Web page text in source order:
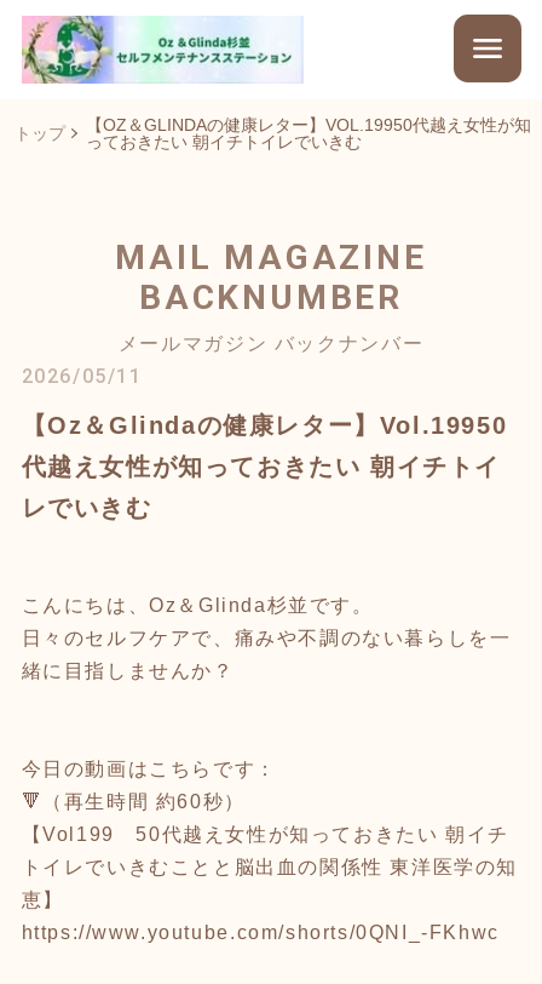
トップ
【OZ＆GLINDAの健康レター】VOL.19950代越え女性が知
っておきたい 朝イチトイレでいきむ
MAIL MAGAZINE
BACKNUMBER
メールマガジン バックナンバー
2026/05/11
【Oz＆Glindaの健康レター】Vol.19950
代越え女性が知っておきたい 朝イチトイ
レでいきむ
こんにちは、Oz＆Glinda杉並です。
日々のセルフケアで、痛みや不調のない暮らしを一
緒に目指しませんか？
今日の動画はこちらです：
🔻（再生時間 約60秒）
【Vol199 50代越え女性が知っておきたい 朝イチ
トイレでいきむことと脳出血の関係性 東洋医学の知
恵】
https://www.youtube.com/shorts/0QNI_-FKhwc